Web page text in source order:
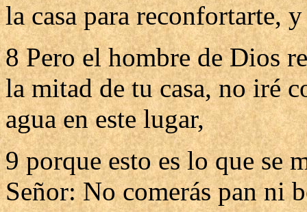
la casa para reconfortarte,
8 Pero el hombre de Dios
la mitad de tu casa, no iré
agua en este lugar,
9 porque esto es lo que se
Señor: No comerás pan ni